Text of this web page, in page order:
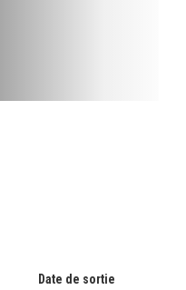
Date de sortie